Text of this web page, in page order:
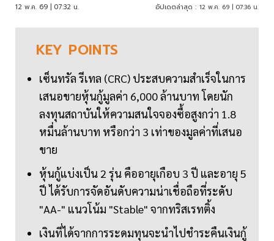
12 พ.ค. 69 | 07:32 น. อัปเดตล่าสุด : 12 พ.ค. 69 | 07:36 น.
KEY POINTS
เซ็นทรัล รีเทล (CRC) ประสบความสำเร็จในการ
เสนอขายหุ้นกู้มูลค่า 6,000 ล้านบาท โดยนัก
ลงทุนสถาบันให้ความสนใจจองซื้อสูงกว่า 1.8
หมื่นล้านบาท หรือกว่า 3 เท่าของมูลค่าที่เสนอ
ขาย
หุ้นกู้แบ่งเป็น 2 รุ่น คืออายุเกือบ 3 ปี และอายุ 5
ปี ได้รับการจัดอันดับความน่าเชื่อถือที่ระดับ
"AA-" แนวโน้ม "Stable" จากทริสเรทติ้ง
เงินที่ได้จากการระดมทุนจะนำไปชำระคืนเงินกู้